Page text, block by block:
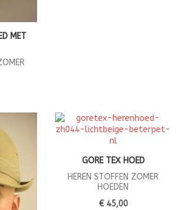
MET
GORE TEX HOED
HEREN STOFFEN ZOMER
HOEDEN
€ 45,00